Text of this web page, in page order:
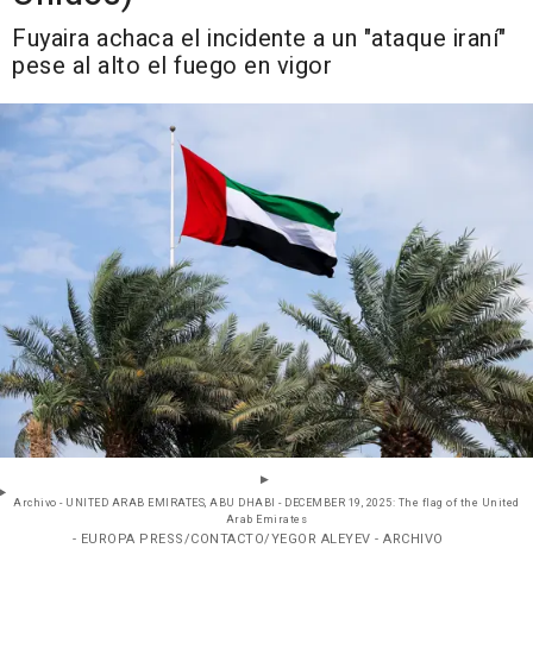
Fuyaira achaca el incidente a un "ataque iraní"
pese al alto el fuego en vigor
Archivo - UNITED ARAB EMIRATES, ABU DHABI - DECEMBER 19, 2025: The flag of the United
Arab Emirates
- EUROPA PRESS/CONTACTO/YEGOR ALEYEV - ARCHIVO